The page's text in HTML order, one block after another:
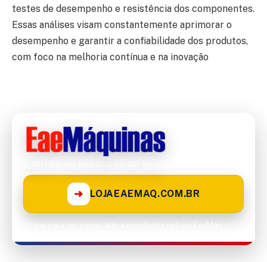
testes de desempenho e resistência dos componentes.
Essas análises visam constantemente aprimorar o
desempenho e garantir a confiabilidade dos produtos,
com foco na melhoria contínua e na inovação
➜ LOJAEAEMAQ.COM.BR